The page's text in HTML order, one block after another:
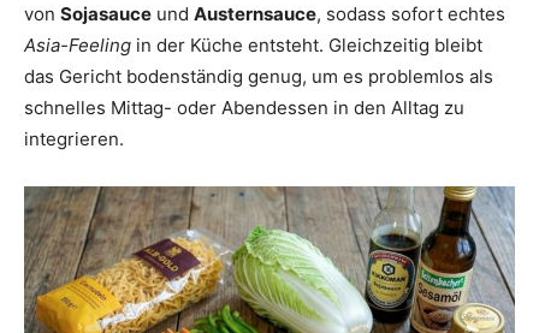
von Sojasauce und Austernsauce, sodass sofort echtes
Asia-Feeling in der Küche entsteht. Gleichzeitig bleibt
das Gericht bodenständig genug, um es problemlos als
schnelles Mittag- oder Abendessen in den Alltag zu
integrieren.